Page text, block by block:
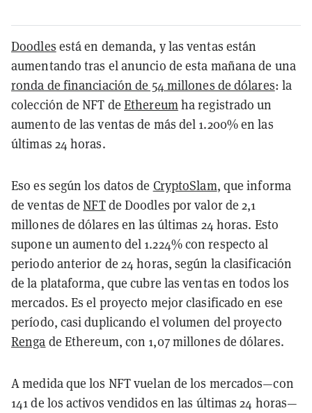
Doodles está en demanda, y las ventas están
aumentando tras el anuncio de esta mañana de una
ronda de financiación de 54 millones de dólares: la
colección de NFT deEthereumha registrado un
aumento de las ventas de más del 1.200% en las
últimas 24 horas.
Eso es según los datos de CryptoSlam, que informa
de ventas deNFTde Doodles por valor de 2,1
millones de dólares en las últimas 24 horas. Esto
supone un aumento del 1.224% con respecto al
periodo anterior de 24 horas, según la clasificación
de la plataforma, que cubre las ventas en todos los
mercados. Es el proyecto mejor clasificado en ese
período, casi duplicando el volumen del proyecto
Renga de Ethereum, con 1,07 millones de dólares.
A medida que los NFT vuelan de los mercados—con
141 de los activos vendidos en las últimas 24 horas—